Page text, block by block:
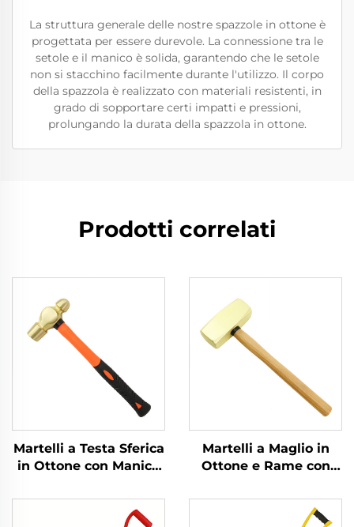
La struttura generale delle nostre spazzole in ottone è
progettata per essere durevole. La connessione tra le
setole e il manico è solida, garantendo che le setole
non si stacchino facilmente durante l'utilizzo. Il corpo
della spazzola è realizzato con materiali resistenti, in
grado di sopportare certi impatti e pressioni,
prolungando la durata della spazzola in ottone.
Prodotti correlati
Martelli a Testa Sferica
in Ottone con Manico
Generanti Scintille, per
Utilizzo in Ambienti
Martelli a Maglio in
Ottone e Rame con
Generanti Scintille, per
Utilizzo in Ambienti